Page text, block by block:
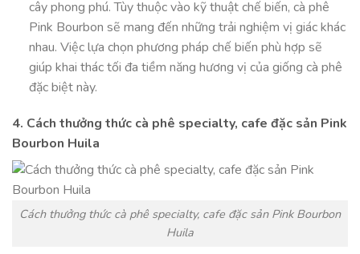
cây phong phú. Tùy thuộc vào kỹ thuật chế biến, cà phê
Pink Bourbon sẽ mang đến những trải nghiệm vị giác khác
nhau. Việc lựa chọn phương pháp chế biến phù hợp sẽ
giúp khai thác tối đa tiềm năng hương vị của giống cà phê
đặc biệt này.
4. Cách thưởng thức cà phê specialty, cafe đặc sản Pink
Bourbon Huila
Cách thưởng thức cà phê specialty, cafe đặc sản Pink Bourbon
Huila